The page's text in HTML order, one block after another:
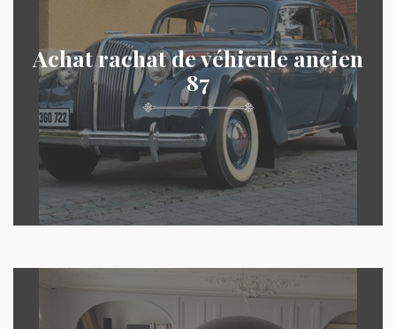
Achat rachat de véhicule ancien
87